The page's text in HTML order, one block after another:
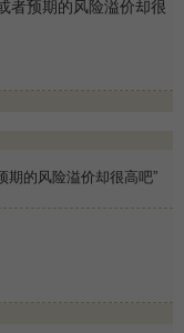
者预期的风险溢价却很
期的风险溢价却很高吧”